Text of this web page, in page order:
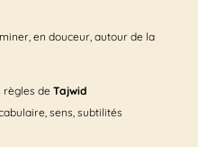
en douceur, autour de la
règles de Tajwid
sens, subtilités